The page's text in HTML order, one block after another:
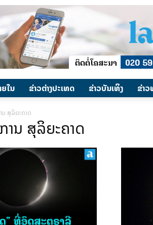
ໃນ ຂ່າວຕ່າງປະເທດ ​ຂ່າວບັນເທິງ ຂ່າ
ນ ສຸລິຍະຄາດ
ານ ສຸລິຍະຄາດ